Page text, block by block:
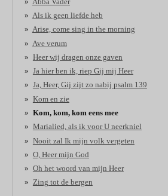
Als ik geen liefde heb
Arise, come sing in the morning
Ave verum
Heer wij dragen onze gaven
Ja hier ben ik, riep Gij mij Heer
Ja, Heer, Gij zijt zo nabij psalm 139
Kom en zie
Kom, kom, kom eens mee
Marialied, als ik voor U neerkniel
Nooit zal Ik mijn volk vergeten
O, Heer mijn God
Oh het woord van mijn Heer
Zing tot de bergen